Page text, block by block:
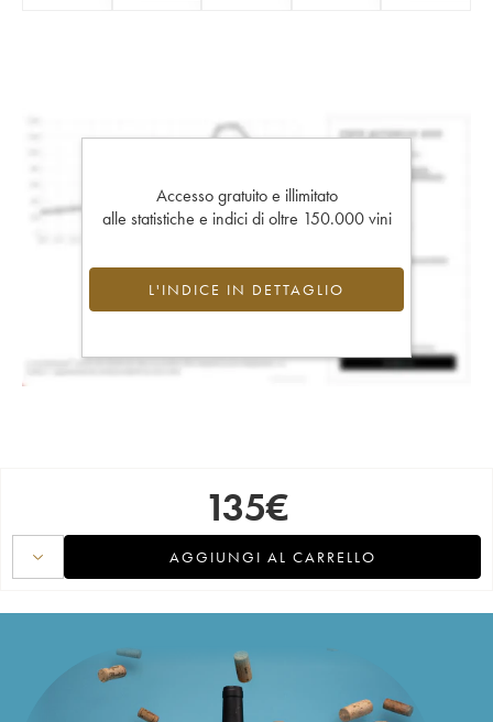
Accesso gratuito e illimitato
alle statistiche e indici di oltre 150.000 vini
L'INDICE IN DETTAGLIO
135€
AGGIUNGI AL CARRELLO